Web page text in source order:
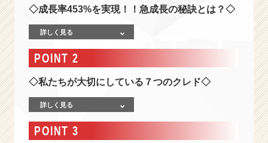
報
は
時
額
◇成長率453%を実現！！急成長の秘訣とは？◇
詳しく見る
POINT 2
◇私たちが大切にしている７つのクレド◇
詳しく見る
POINT 3